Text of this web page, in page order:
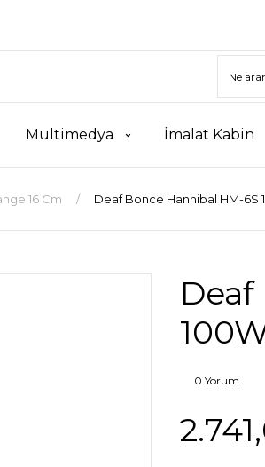
Multimedya İmalat Kabin
16 Cm Deaf Bonce Hannibal HM-6S
0 Yorum